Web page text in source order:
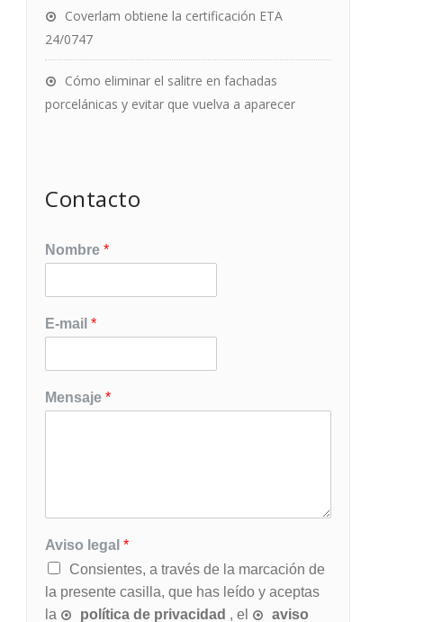
Coverlam obtiene la certificación ETA
24/0747
Cómo eliminar el salitre en fachadas
porcelánicas y evitar que vuelva a aparecer
Contacto
Nombre *
E-mail *
Mensaje *
Aviso legal *
Consientes, a través de la marcación de
la presente casilla, que has leído y aceptas
la
política de privacidad , el aviso